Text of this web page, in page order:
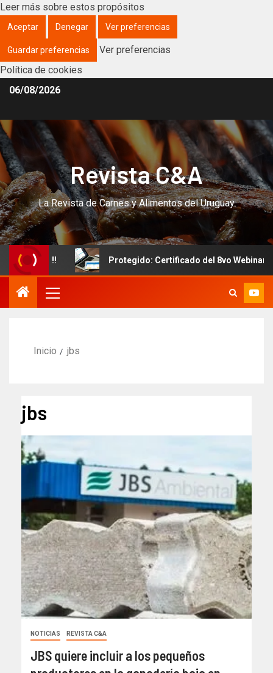
Leer más sobre estos propósitos
Aceptar Denegar Ver preferencias
Guardar preferencias
Ver preferencias
Política de cookies
06/08/2026
Revista C&A
La Revista de Carnes y Alimentos del Uruguay
Protegido: Certificado del 8vo Webinar
Inicio jbs
jbs
NOTICIAS REVISTA C&A
JBS quiere incluir a los pequeños